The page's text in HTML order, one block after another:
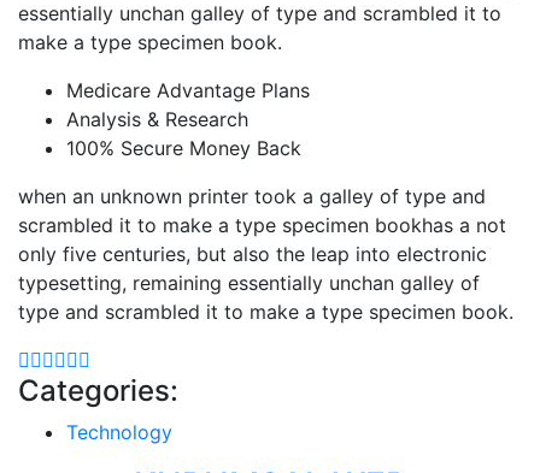
essentially unchan galley of type and scrambled it to
make a type specimen book.
Medicare Advantage Plans
Analysis & Research
100% Secure Money Back
when an unknown printer took a galley of type and
scrambled it to make a type specimen bookhas a not
only five centuries, but also the leap into electronic
typesetting, remaining essentially unchan galley of
type and scrambled it to make a type specimen book.
Categories:
Technology